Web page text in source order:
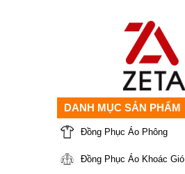
DANH MỤC SẢN PHẨM
Đồng Phục Áo Phông
Đồng Phục Áo Khoác Gió